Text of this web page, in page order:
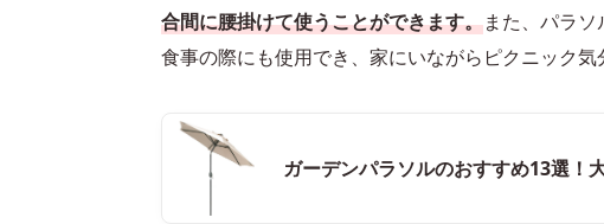
合間に腰掛けて使うことができます。また、パラ
食事の際にも使用でき、家にいながらピクニック気
ガーデンパラソルのおすすめ13選！